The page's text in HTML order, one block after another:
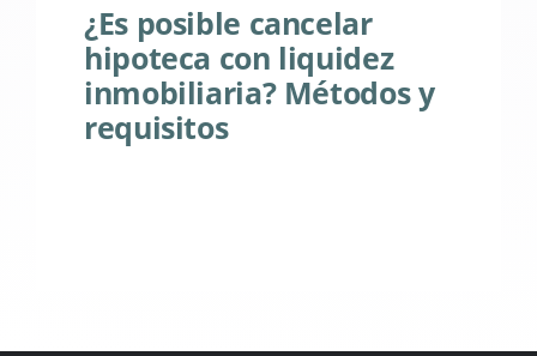
¿Es posible cancelar
hipoteca con liquidez
inmobiliaria? Métodos y
requisitos